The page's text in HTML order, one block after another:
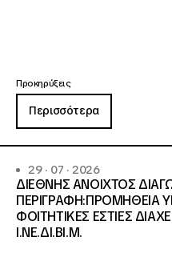
Προκηρύξεις
Περισσότερα
29 · 07 · 2026
ΔΙΕΘΝΗΣ ΑΝΟΙΧΤΟΣ
ΠΕΡΙΓΡΑΦΗ:ΠΡΟΜΗΘΕΙΑ
ΦΟΙΤΗΤΙΚΕΣ ΕΣΤΙΕΣ
Ι.ΝΕ.ΔΙ.ΒΙ.Μ.